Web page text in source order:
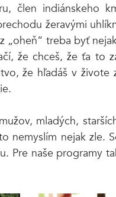
člen indiánskeho
žeravými
„oheň“ treba byť
že chceš, že ťa to
že hľadáš v
mladých,
nemyslím nejak zle.
Pre naše programy